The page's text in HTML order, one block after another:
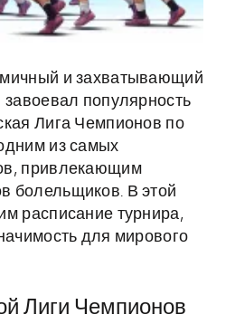
и захватывающий
популярность
Лига Чемпионов по
из самых
привлекающим
болельщиков. В этой
расписание турнира,
для мирового
Лиги Чемпионов